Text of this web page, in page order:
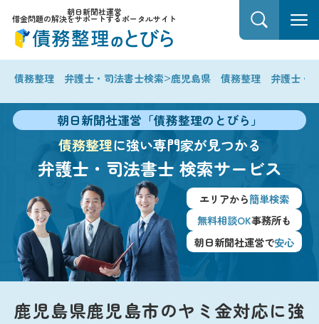
朝日新聞社運営
借金問題の解決をサポートするポータルサイト
債務整理 弁護士・司法書士検索>鹿児島県 債務整理 弁護士・
朝日新聞社運営「債務整理のとびら」
債務整理に強い専門家が見つかる
弁護士・司法書士 検索サービス
エリアから簡単検索
無料相談OK事務所も
朝日新聞社運営で安心
鹿児島県鹿児島市のヤミ金対応に強